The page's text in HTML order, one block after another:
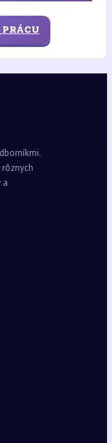
a